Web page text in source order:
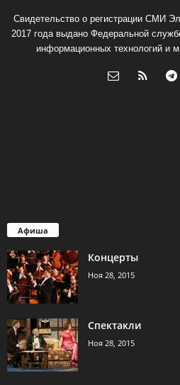
Свидетельство о регистрации СМИ
2017 года выдано Федеральной
информационных технологий и
Афиша
Концерты
Ноя 28, 2015
Спектакли
Ноя 28, 2015